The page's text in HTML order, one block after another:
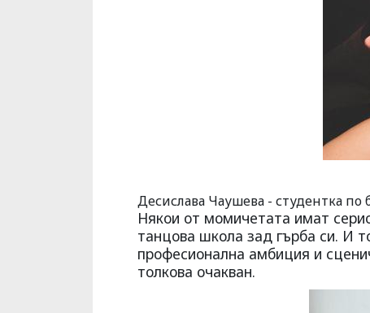
Десислава Чаушева - студентка по
Някои от момичетата имат
танцова школа зад гърба си. И
професионална амбиция и
толкова очакван.